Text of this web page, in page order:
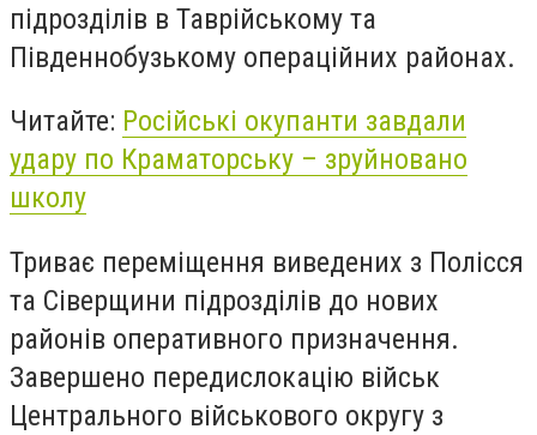
підрозділів в Таврійському та
Південнобузькому операційних районах.
Читайте: Російські окупанти завдали
удару по Краматорську – зруйновано
школу
Триває переміщення виведених з Полісся
та Сіверщини підрозділів до нових
районів оперативного призначення.
Завершено передислокацію військ
Центрального військового округу з